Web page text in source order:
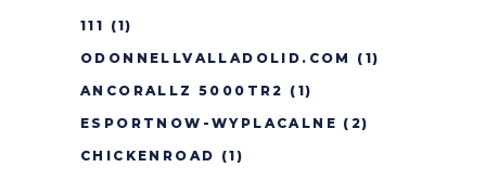
111 (1)
ODONNELLVALLADOLID.COM
(1)
ANCORALLZ 5000TR2 (1)
ESPORTNOW-WYPLACALNE (2)
CHICKENROAD (1)